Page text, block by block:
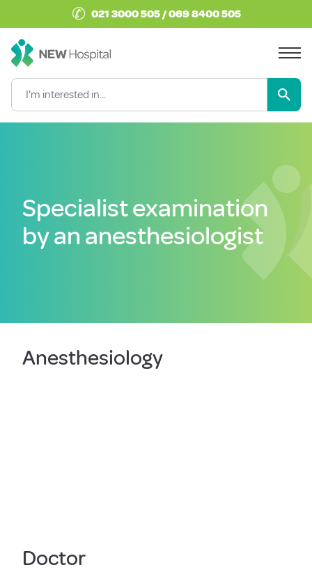
✆ 021 3000 505 / 069 8400 505
Specialist examination
by an anesthesiologist
Anesthesiology
Doctor